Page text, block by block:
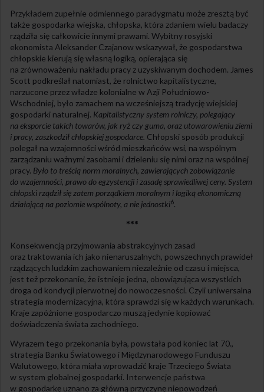
Przykładem zupełnie odmiennego paradygmatu może zresztą być
także gospodarka wiejska, chłopska, która zdaniem wielu badaczy
rządziła się całkowicie innymi prawami. Wybitny rosyjski
ekonomista Aleksander Czajanow wskazywał, że gospodarstwa
chłopskie kierują się własną logiką, opierająca się
na zrównoważeniu nakładu pracy z uzyskiwanym dochodem. James
Scott podkreślał natomiast, że rolnictwo kapitalistyczne,
narzucone przez władze kolonialne w Azji Południowo-
Wschodniej, było zamachem na wcześniejszą tradycję wiejskiej
gospodarki naturalnej. Kapitalistyczny system rolniczy, polegający
na eksporcie takich towarów, jak ryż czy guma, oraz utowarowieniu ziemi
i pracy, zaszkodził chłopskiej gospodarce. Chłopski sposób produkcji
polegał na wzajemności wśród mieszkańców wsi, na wspólnym
zarządzaniu ważnymi zasobami i dzieleniu się nimi oraz na wspólnej
pracy. Było to treścią norm moralnych, zawierających zobowiązanie
do wzajemności, prawo do egzystencji i zasadę sprawiedliwej ceny. System
chłopski rządził się zatem porządkiem moralnym i logiką ekonomiczną
działającą na poziomie wspólnoty, a nie jednostki6.
***
Konsekwencją przyjmowania abstrakcyjnych zasad
oraz traktowania ich jako nienaruszalnych, powszechnych prawideł
rządzących ludzkim zachowaniem niezależnie od czasu i miejsca,
jest też przekonanie, że istnieje jedna, obowiązująca wszystkich
droga od kondycji pierwotnej do nowoczesności. Czyli uniwersalna
strategia modernizacyjna, która sprawdzi się w każdych warunkach.
Kraje zapóźnione gospodarczo muszą jedynie kopiować
doświadczenia świata zachodniego.
Wyrazem tego przekonania była, powstała pod koniec lat 70.,
strategia Banku Światowego i Międzynarodowego Funduszu
Walutowego, która miała wprowadzić kraje Trzeciego Świata
w system globalnej gospodarki. Interwencje państwa
w gospodarkę uznano za główną przyczynę niepowodzeń